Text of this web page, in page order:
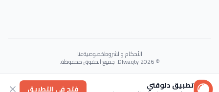
الأحكام والشروطخصوصيةعنا
© 2026 Dlwaqty. جميع الحقوق محفوظة.
Powered byGAIT
تطبيق دلوقتي فتح في التطبيق